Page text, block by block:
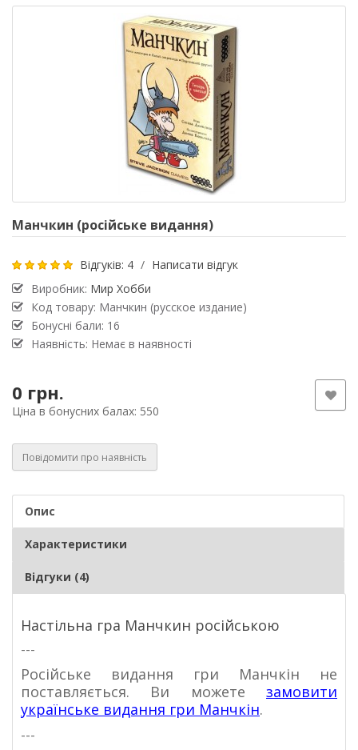
Манчкин (російське видання)
Відгуків: 4 / Написати відгук
Виробник: Мир Хобби
Код товару: Манчкин (русское издание)
Бонусні бали: 16
Наявність: Немає в наявності
0 грн.
Ціна в бонусних балах: 550
Повідомити про наявність
Опис
Характеристики
Відгуки (4)
Настільна гра Манчкин російською
---
Російське видання гри Манчкін не
поставляється. Ви можете замовити
українське видання гри Манчкін.
---